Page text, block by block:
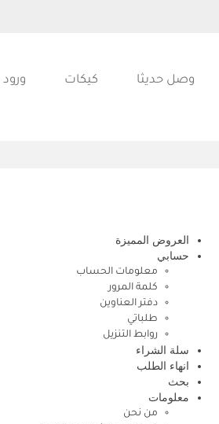
وصل حديثا كيكات ورود
العروض المميزة
حسابي
معلومات الحساب
كلمة المرور
دفتر العناوين
طلباتي
روابط التنزيل
سلة الشراء
انهاء الطلب
بحث
معلومات
من نحن